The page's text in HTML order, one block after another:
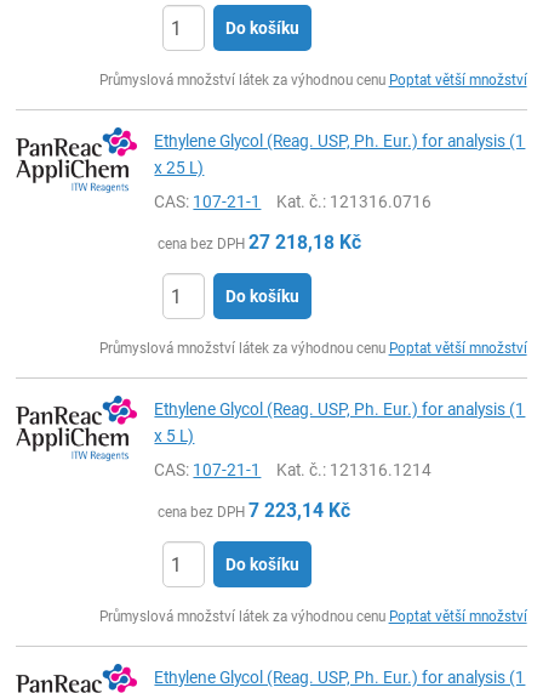
Do košíku
Průmyslová množství látek za výhodnou cenu Poptat větší množství
Ethylene Glycol (Reag. USP, Ph. Eur.) for analysis (1
x 25 L)
CAS: 107-21-1 Kat. č.: 121316.0716
cena bez DPH 27 218,18 Kč
Do košíku
Průmyslová množství látek za výhodnou cenu Poptat větší množství
Ethylene Glycol (Reag. USP, Ph. Eur.) for analysis (1
x 5 L)
CAS: 107-21-1 Kat. č.: 121316.1214
cena bez DPH 7 223,14 Kč
Do košíku
Průmyslová množství látek za výhodnou cenu Poptat větší množství
Ethylene Glycol (Reag. USP, Ph. Eur.) for analysis (1